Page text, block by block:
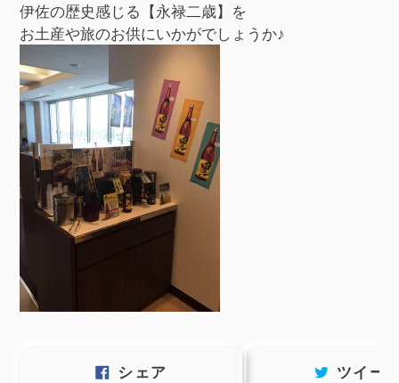
伊佐の歴史感じる【永禄二歳】を
お土産や旅のお供にいかがでしょうか♪
シェア ツイー